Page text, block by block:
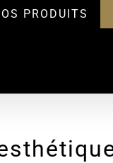
PRODUITS